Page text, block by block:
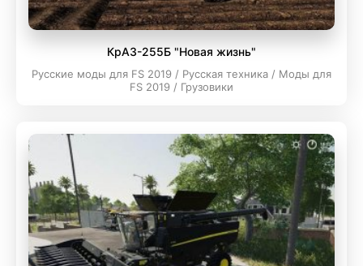
КрАЗ-255Б "Новая жизнь"
Русские моды для FS 2019 / Русская техника / Моды для
FS 2019 / Грузовики